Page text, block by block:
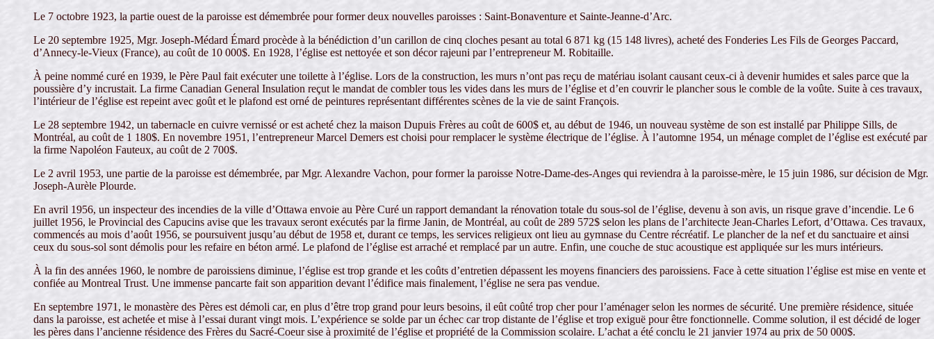
Le 7 octobre 1923, la partie ouest de la paroisse est démembrée pour former deux nouvelles paroisses : Saint-Bonaventure et Sainte-Jeanne-d’Arc.
Le 20 septembre 1925, Mgr. Joseph-Médard Émard procède à la bénédiction d’un carillon de cinq cloches pesant au total 6 871 kg (15 148 livres), acheté des Fonderies Les Fils de Georges Paccard,
d’Annecy-le-Vieux (France), au coût de 10 000$. En 1928, l’église est nettoyée et son décor rajeuni par l’entrepreneur M. Robitaille.
À peine nommé curé en 1939, le Père Paul fait exécuter une toilette à l’église. Lors de la construction, les murs n’ont pas reçu de matériau isolant causant ceux-ci à devenir humides et sales parce que la
poussière d’y incrustait. La firme Canadian General Insulation reçut le mandat de combler tous les vides dans les murs de l’église et d’en couvrir le plancher sous le comble de la voûte. Suite à ces travaux,
l’intérieur de l’église est repeint avec goût et le plafond est orné de peintures représentant différentes scènes de la vie de saint François.
Le 28 septembre 1942, un tabernacle en cuivre vernissé or est acheté chez la maison Dupuis Frères au coût de 600$ et, au début de 1946, un nouveau système de son est installé par Philippe Sills, de
Montréal, au coût de 1 180$. En novembre 1951, l’entrepreneur Marcel Demers est choisi pour remplacer le système électrique de l’église. À l’automne 1954, un ménage complet de l’église est exécuté par
la firme Napoléon Fauteux, au coût de 2 700$.
Le 2 avril 1953, une partie de la paroisse est démembrée, par Mgr. Alexandre Vachon, pour former la paroisse Notre-Dame-des-Anges qui reviendra à la paroisse-mère, le 15 juin 1986, sur décision de Mgr.
Joseph-Aurèle Plourde.
En avril 1956, un inspecteur des incendies de la ville d’Ottawa envoie au Père Curé un rapport demandant la rénovation totale du sous-sol de l’église, devenu à son avis, un risque grave d’incendie. Le 6
juillet 1956, le Provincial des Capucins avise que les travaux seront exécutés par la firme Janin, de Montréal, au coût de 289 572$ selon les plans de l’architecte Jean-Charles Lefort, d’Ottawa. Ces travaux,
commencés au mois d’août 1956, se poursuivent jusqu’au début de 1958 et, durant ce temps, les services religieux ont lieu au gymnase du Centre récréatif. Le plancher de la nef et du sanctuaire et ainsi
ceux du sous-sol sont démolis pour les refaire en béton armé. Le plafond de l’église est arraché et remplacé par un autre. Enfin, une couche de stuc acoustique est appliquée sur les murs intérieurs.
À la fin des années 1960, le nombre de paroissiens diminue, l’église est trop grande et les coûts d’entretien dépassent les moyens financiers des paroissiens. Face à cette situation l’église est mise en vente et
confiée au Montreal Trust. Une immense pancarte fait son apparition devant l’édifice mais finalement, l’église ne sera pas vendue.
En septembre 1971, le monastère des Pères est démoli car, en plus d’être trop grand pour leurs besoins, il eût coûté trop cher pour l’aménager selon les normes de sécurité. Une première résidence, située
dans la paroisse, est achetée et mise à l’essai durant vingt mois. L’expérience se solde par un échec car trop distante de l’église et trop exiguë pour être fonctionnelle. Comme solution, il est décidé de loger
les pères dans l’ancienne résidence des Frères du Sacré-Coeur sise à proximité de l’église et propriété de la Commission scolaire. L’achat a été conclu le 21 janvier 1974 au prix de 50 000$.